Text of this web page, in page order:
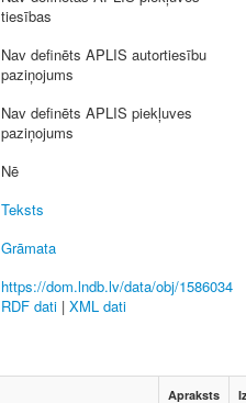
tiesības
Nav definēts APLIS autortiesību
paziņojums
Nav definēts APLIS piekļuves
paziņojums
Nē
Teksts
Grāmata
https://dom.lndb.lv/data/obj/1586034
RDF dati | XML dati
Apraksts